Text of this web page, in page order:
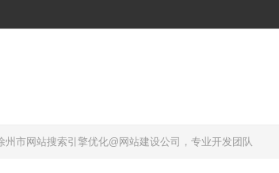
州市网站搜索引擎优化@网站建设公司，专业开发团队